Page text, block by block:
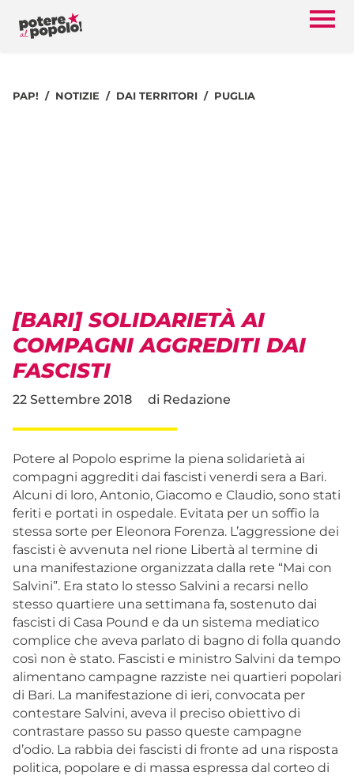
PAP! NOTIZIE DAI TERRITORI PUGLIA
[BARI] SOLIDARIETÀ AI
COMPAGNI AGGREDITI DAI
FASCISTI
22 Settembre 2018 di Redazione
Potere al Popolo esprime la piena solidarietà ai
compagni aggrediti dai fascisti venerdi sera a Bari.
Alcuni di loro, Antonio, Giacomo e Claudio, sono stati
feriti e portati in ospedale. Evitata per un soffio la
stessa sorte per Eleonora Forenza. L’aggressione dei
fascisti è avvenuta nel rione Libertà al termine di
una manifestazione organizzata dalla rete “Mai con
Salvini”. Era stato lo stesso Salvini a recarsi nello
stesso quartiere una settimana fa, sostenuto dai
fascisti di Casa Pound e da un sistema mediatico
complice che aveva parlato di bagno di folla quando
così non è stato. Fascisti e ministro Salvini da tempo
alimentano campagne razziste nei quartieri popolari
di Bari. La manifestazione di ieri, convocata per
contestare Salvini, aveva il preciso obiettivo di
contrastare passo su passo queste campagne
d’odio. La rabbia dei fascisti di fronte ad una risposta
politica, popolare e di massa espressa dal corteo di